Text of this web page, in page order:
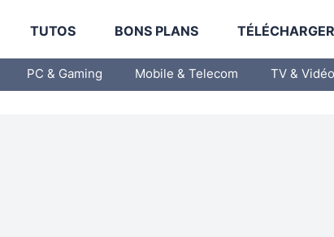
TUTOS BONS PLANS
PC & Gaming Mobile & Telecom TV & Vidéo